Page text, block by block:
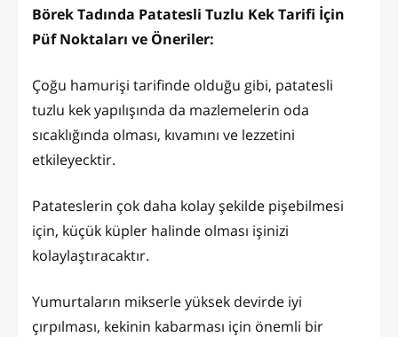
Börek Tadında Patatesli Tuzlu Kek Tarifi İçin
Püf Noktaları ve Öneriler:
Çoğu hamurişi tarifinde olduğu gibi, patatesli
tuzlu kek yapılışında da mazlemelerin oda
sıcaklığında olması, kıvamını ve lezzetini
etkileyecktir.
Patateslerin çok daha kolay şekilde pişebilmesi
için, küçük küpler halinde olması işinizi
kolaylaştıracaktır.
Yumurtaların mikserle yüksek devirde iyi
çırpılması, kekinin kabarması için önemli bir